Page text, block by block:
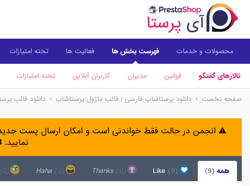
محصولات و خدمات فهرست بخش ها
تالارهای گفتگو قوانین مدیران کاربران آنلاین تخته امتیازات
فعالیت ها تخته امتیازات
صفحه نخست دانلود پرستاشاپ فارسی | قالب ماژول پرستاشاپ دانلود قالب
⚠️ انجمن در حالت فقط خواندنی است و امکان ارسال پست
نمایید.
همه (9)
Like
(9)
Thanks
(0)
Haha
(0)
Confused
(0)